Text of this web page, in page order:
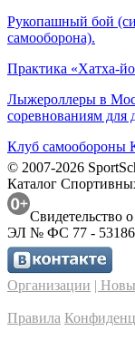
Рукопашный бой
самооборона).
Практика «Хатха-
Лыжероллеры в
соревнованиям для
Клуб самообороны
© 2007-2026
Каталог
Свидетельство
ЭЛ № ФС 77 - 53186
Организации |
Правила